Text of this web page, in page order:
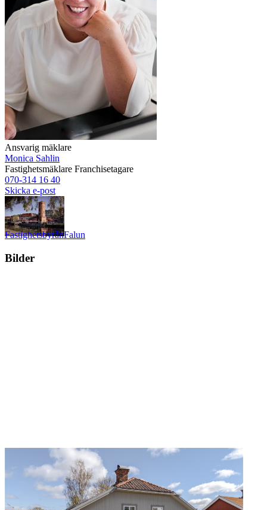
Ansvarig mäklare
Monica Sahlin
Fastighetsmäklare Franchisetagare
070-314 16 40
Skicka e-post
FastighetsbyrånFalun
Bilder